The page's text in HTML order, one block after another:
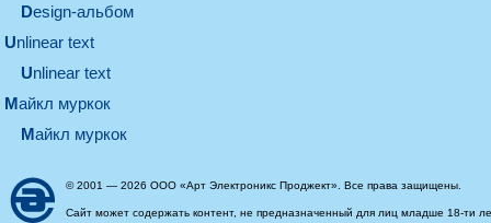
design-альбом
unlinear text
Unlinear text
майкл муркок
майкл муркок
© 2001 — 2026 ООО «Арт Электроникс Проджект». Все права защищены.
Сайт может содержать контент, не предназначенный для лиц младше 18-ти